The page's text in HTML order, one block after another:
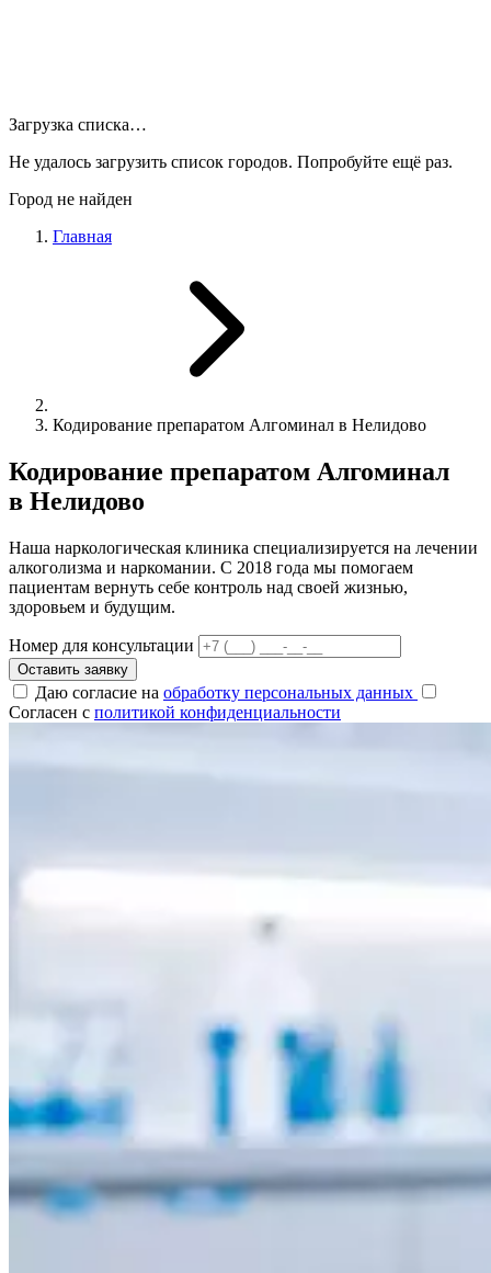
Загрузка списка…
Не удалось загрузить список городов. Попробуйте ещё раз.
Город не найден
Главная
Кодирование препаратом Алгоминал в Нелидово
Кодирование препаратом Алгоминал
в Нелидово
Наша наркологическая клиника специализируется на лечении
алкоголизма и наркомании. С 2018 года мы помогаем
пациентам вернуть себе контроль над своей жизнью,
здоровьем и будущим.
Номер для консультации
Оставить заявку
Даю согласие на обработку персональных данных
Согласен с политикой конфиденциальности